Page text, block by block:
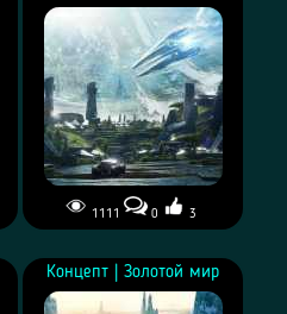
1111 0 3
Концепт | Золотой мир